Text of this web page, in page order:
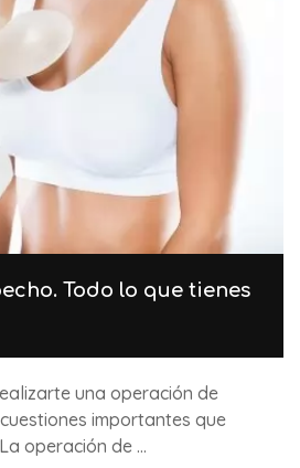
Todo lo que tienes
una operación de
importantes que
operación de ...